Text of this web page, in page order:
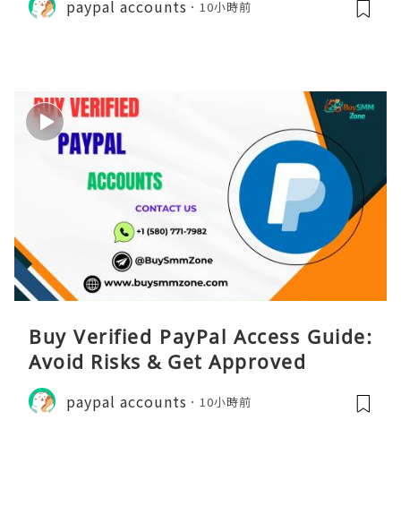
paypal accounts 10小時前
Buy Verified PayPal Access Guide:
Avoid Risks & Get Approved
paypal accounts 10小時前